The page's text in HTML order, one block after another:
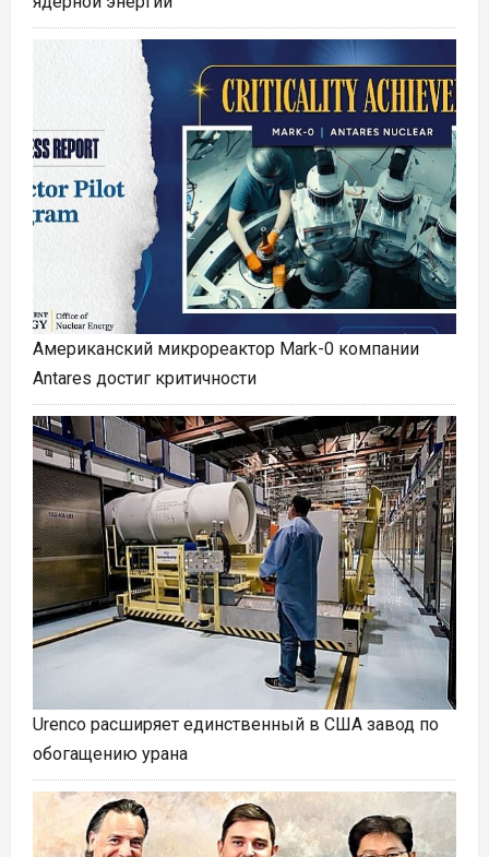
Американский микрореактор Mark-0 компании
Antares достиг критичности
Urenco расширяет единственный в США завод по
обогащению урана